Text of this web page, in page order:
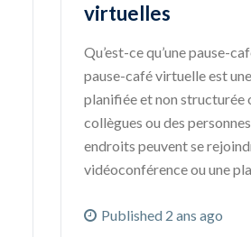
virtuelles
Qu’est-ce qu’une pause-
pause-café virtuelle est
planifiée et non structurée
collègues ou des
endroits peuvent se
vidéoconférence ou une
Published 2 ans ago